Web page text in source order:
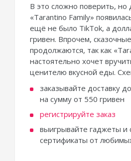
В это сложно поверить, но
«Tarantino Family»
ещё не было TikTok, а
гривен. Впрочем,
продолжаются, так как
настоятельно хочет
ценителю вкусной еды.
заказывайте доставку
на сумму от 550 гривен
регистрируйте заказ
выигрывайте гаджеты и
сертификаты от